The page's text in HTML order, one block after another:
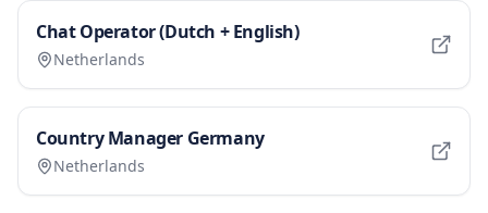
Chat Operator (Dutch + English)
Netherlands
Country Manager Germany
Netherlands